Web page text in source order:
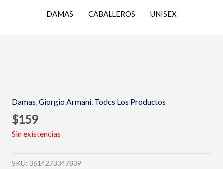
DAMAS CABALLEROS UNISEX
Damas Giorgio Armani, Todos Los Productos
$159
Sin existencias
SKU: 3614273347839